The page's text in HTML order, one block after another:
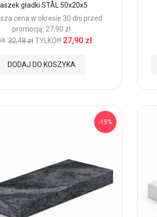
gładki STÅL 50x20x5
cena w okresie 30 dni przed
promocją: 27,90 zł
32,48 złTYLKO!!! 27,90 zł
DODAJ DO KOSZYKA
-15%